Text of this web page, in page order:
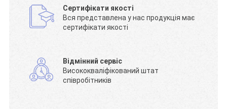
Сертифікати якості
Вся представлена у нас продукція має
сертифікати якості
Відмінний сервіс
Висококваліфікований штат
співробітників